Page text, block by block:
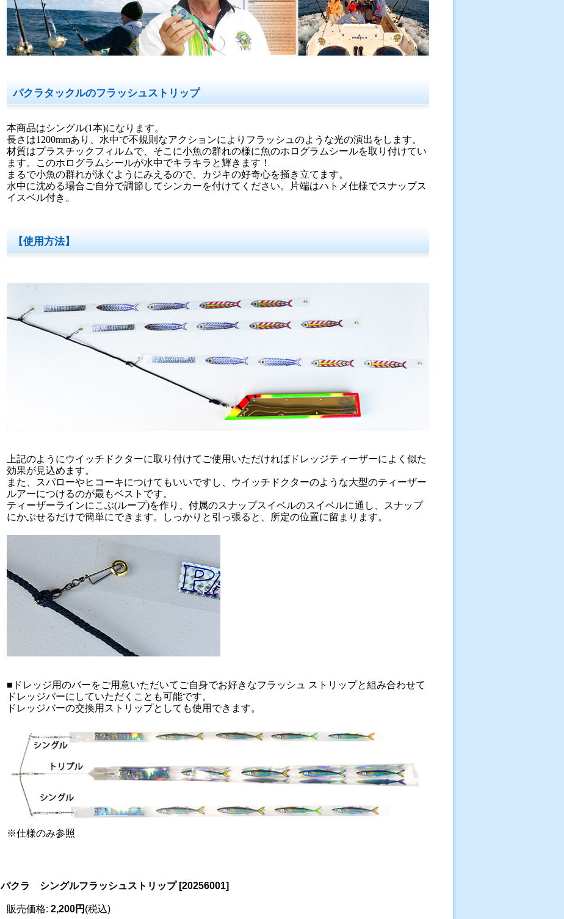
パクラタックルのフラッシュストリップ
本商品はシングル(1本)になります。
長さは1200mmあり、水中で不規則なアクションによりフラッシュのような光の演出をします。
材質はプラスチックフィルムで、そこに小魚の群れの様に魚のホログラムシールを取り付けてい
ます。このホログラムシールが水中でキラキラと輝きます！
まるで小魚の群れが泳ぐようにみえるので、カジキの好奇心を掻き立てます。
水中に沈める場合ご自分で調節してシンカーを付けてください。片端はハトメ仕様でスナップス
イスベル付き。
【使用方法】
上記のようにウイッチドクターに取り付けてご使用いただければドレッジティーザーによく似た
効果が見込めます。
また、スパローやヒコーキにつけてもいいですし、ウイッチドクターのような大型のティーザー
ルアーにつけるのが最もベストです。
ティーザーラインにこぶ(ループ)を作り、付属のスナップスイベルのスイベルに通し、スナップ
にかぶせるだけで簡単にできます。しっかりと引っ張ると、所定の位置に留まります。
■ドレッジ用のバーをご用意いただいてご自身でお好きなフラッシュ ストリップと組み合わせて
ドレッジバーにしていただくことも可能です。
ドレッジバーの交換用ストリップとしても使用できます。
※仕様のみ参照
パクラ シングルフラッシュストリップ [20256001]
販売価格: 2,200円 (税込)